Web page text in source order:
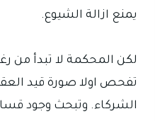
يمنع ازالة الشيوع.
لكن المحكمة لا تبدأ من
تفحص اولا صورة قيد
الشركاء. وتبحث وجود